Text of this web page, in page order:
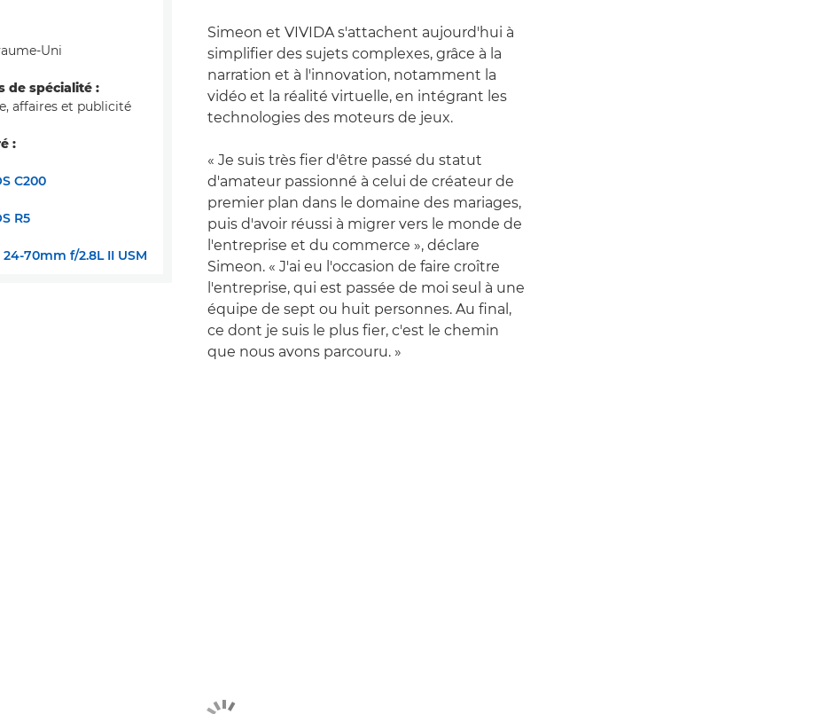
Simeon et VIVIDA s'attachent aujourd'hui à
simplifier des sujets complexes, grâce à la
narration et à l'innovation, notamment la
vidéo et la réalité virtuelle, en intégrant les
technologies des moteurs de jeux.
« Je suis très fier d'être passé du statut
d'amateur passionné à celui de créateur de
premier plan dans le domaine des mariages,
puis d'avoir réussi à migrer vers le monde de
l'entreprise et du commerce », déclare
Simeon. « J'ai eu l'occasion de faire croître
l'entreprise, qui est passée de moi seul à une
équipe de sept ou huit personnes. Au final,
ce dont je suis le plus fier, c'est le chemin
que nous avons parcouru. »
Uni
de spécialité :
affaires et publicité
:
C200
R5
70mm f/2.8L II USM